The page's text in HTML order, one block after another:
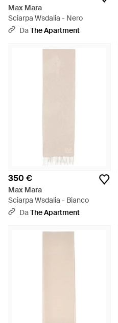
Max Mara
Sciarpa Wsdalia - Nero
DaThe Apartment
350 €
Max Mara
Sciarpa Wsdalia - Bianco
DaThe Apartment